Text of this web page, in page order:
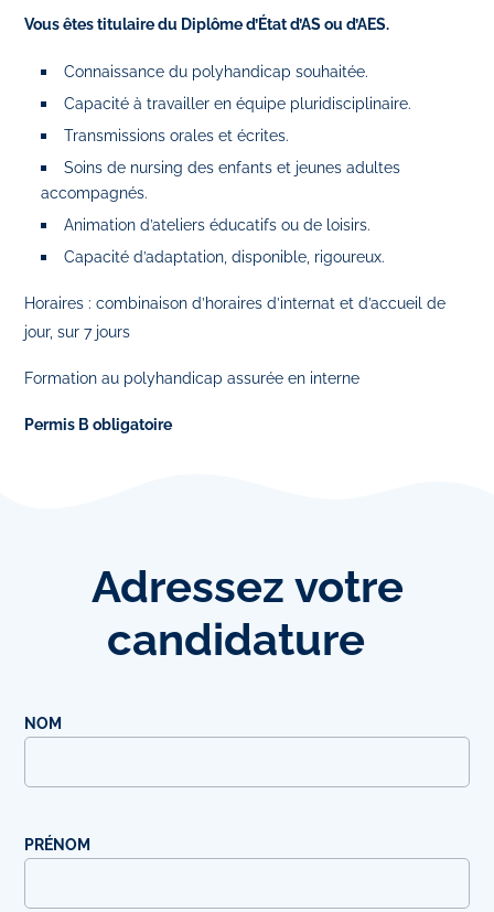
Vous êtes titulaire du Diplôme d’État d’AS ou d’AES.
Connaissance du polyhandicap souhaitée.
Capacité à travailler en équipe pluridisciplinaire.
Transmissions orales et écrites.
Soins de nursing des enfants et jeunes adultes
accompagnés.
Animation d’ateliers éducatifs ou de loisirs.
Capacité d’adaptation, disponible, rigoureux.
Horaires : combinaison d’horaires d’internat et d’accueil de
jour, sur 7 jours
Formation au polyhandicap assurée en interne
Permis B obligatoire
Adressez votre
candidature
NOM
PRÉNOM